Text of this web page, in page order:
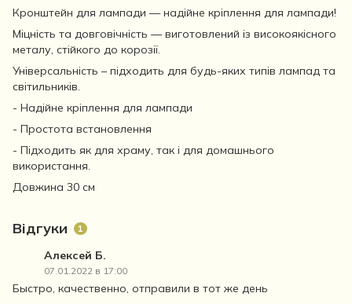
Кронштейн для лампади — надійне кріплення для лампади!
Міцність та довговічність — виготовлений із високоякісного
металу, стійкого до корозії.
Універсальність – підходить для будь-яких типів лампад та
світильників.
- Надійне кріплення для лампади
- Простота встановлення
- Підходить як для храму, так і для домашнього
використання.
Довжина 30 см
Відгуки 1
Алексей Б.
07.01.2022 в 17:00
Быстро, качественно, отправили в тот же день